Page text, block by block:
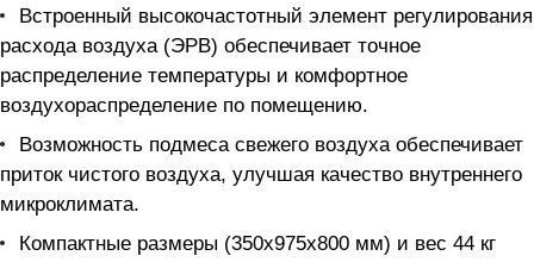
Встроенный высокочастотный элемент регулирования
расхода воздуха (ЭРВ) обеспечивает точное
распределение температуры и комфортное
воздухораспределение по помещению.
Возможность подмеса свежего воздуха обеспечивает
приток чистого воздуха, улучшая качество внутреннего
микроклимата.
Компактные размеры (350x975x800 мм) и вес 44 кг